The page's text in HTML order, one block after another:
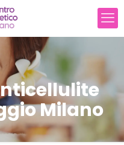
Milano